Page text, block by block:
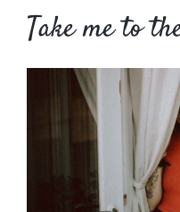
Take me to